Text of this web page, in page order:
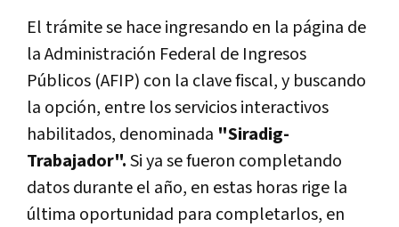
El trámite se hace ingresando en la página de
la Administración Federal de Ingresos
Públicos (AFIP) con la clave fiscal, y buscando
la opción, entre los servicios interactivos
habilitados, denominada "Siradig-
Trabajador".Si ya se fueron completando
datos durante el año, en estas horas rige la
última oportunidad para completarlos, en